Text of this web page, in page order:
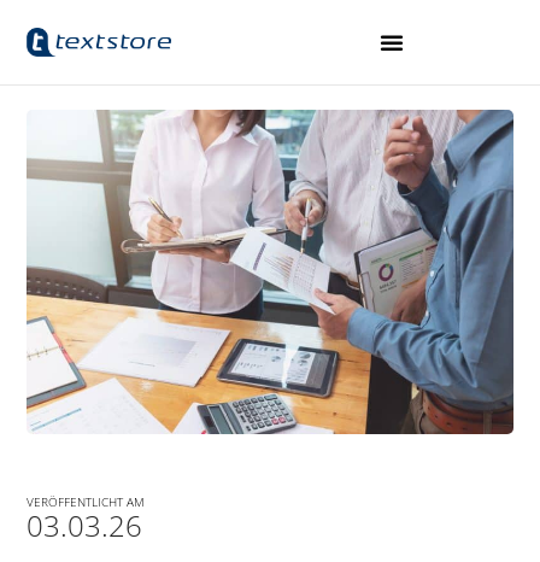
VERÖFFENTLICHT AM
03.03.26